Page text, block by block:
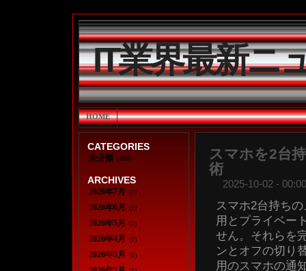
IT業界最新ニ
HOME
スマホを2台
術
2025-10-02 -
スマホ2台持ち
用とプライベー
せん。それらを
ンとオフの切り
用のスマホの通
CATEGORIES
未分類 (308)
ARCHIVES
2026年7月 (1)
2026年6月 (1)
2026年5月 (2)
2026年4月 (1)
2026年3月 (1)